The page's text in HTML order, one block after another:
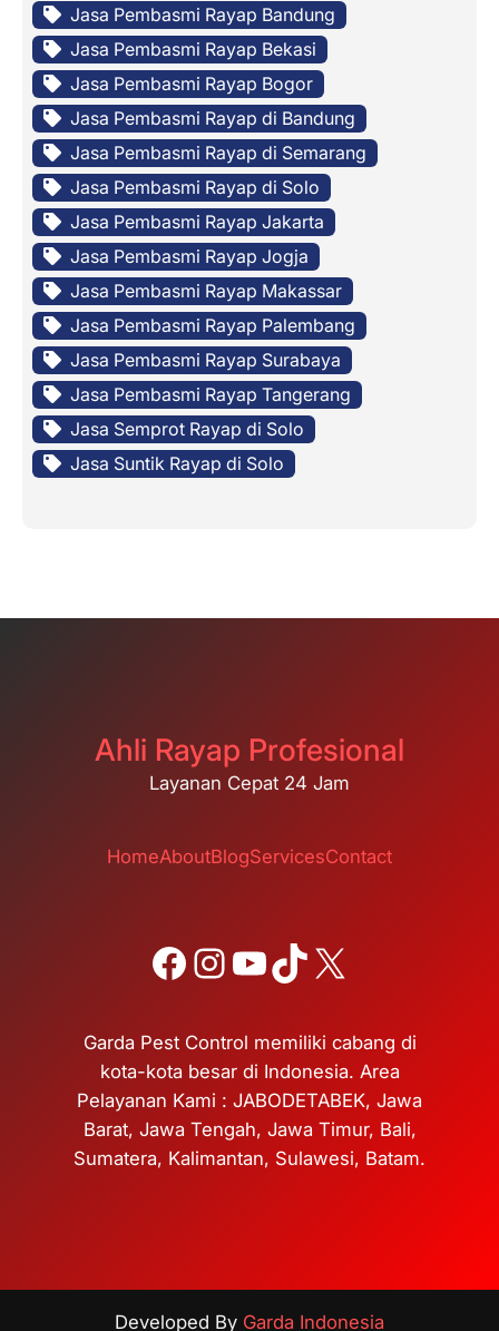
Jasa Pembasmi Rayap Bandung
Jasa Pembasmi Rayap Bekasi
Jasa Pembasmi Rayap Bogor
Jasa Pembasmi Rayap di Bandung
Jasa Pembasmi Rayap di Semarang
Jasa Pembasmi Rayap di Solo
Jasa Pembasmi Rayap Jakarta
Jasa Pembasmi Rayap Jogja
Jasa Pembasmi Rayap Makassar
Jasa Pembasmi Rayap Palembang
Jasa Pembasmi Rayap Surabaya
Jasa Pembasmi Rayap Tangerang
Jasa Semprot Rayap di Solo
Jasa Suntik Rayap di Solo
Ahli Rayap Profesional
Layanan Cepat 24 Jam
HomeAboutBlogServicesContact
Facebook Instagram YouTube TikTok X
Garda Pest Control memiliki cabang di
kota-kota besar di Indonesia. Area
Pelayanan Kami : JABODETABEK, Jawa
Barat, Jawa Tengah, Jawa Timur, Bali,
Sumatera, Kalimantan, Sulawesi, Batam.
Developed By Garda Indonesia